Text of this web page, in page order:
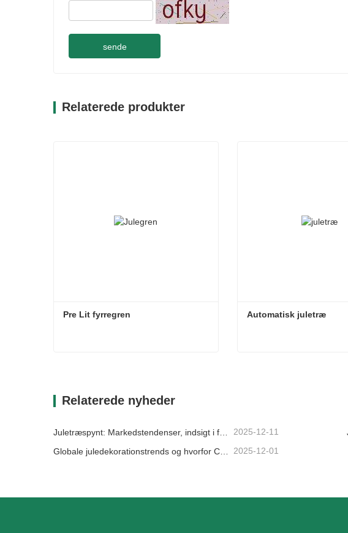
sende
Relaterede produkter
Pre Lit fyrregren Automatisk juletræ
Relaterede nyheder
2025-12-11
Globale juledekorationstrends og hvorfor Christmas Queen fortsat fører an på markedet 2025-12-01